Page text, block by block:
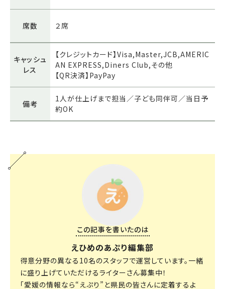
席数 ２席
キャッシュ
レス
【クレジットカード】Visa,Master,JCB,AMERIC
AN EXPRESS,Diners Club,その他
【QR決済】PayPay
備考
1人が仕上げまで担当／子ども同伴可／当日予
約OK
この記事を書いたのは
えひめのあぷり編集部
得意分野の異なる10名のスタッフで運営しています。一緒
に盛り上げていただけるライターさん募集中！
「愛媛の情報なら“えぷり”と県民の皆さんに定着するよ